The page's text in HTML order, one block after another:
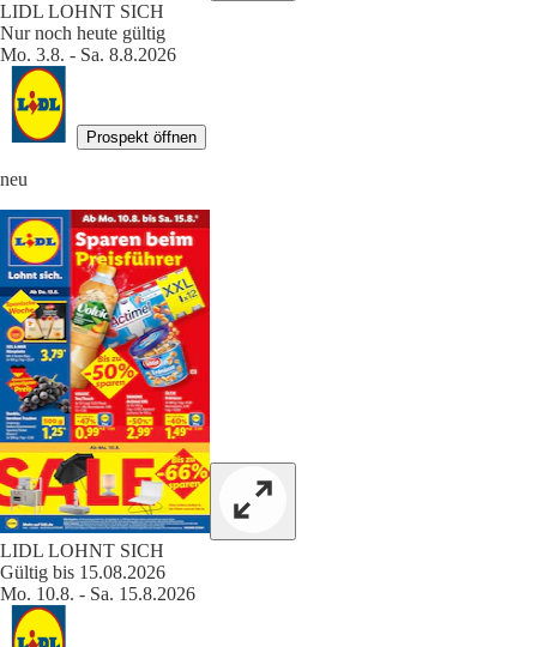
LIDL LOHNT SICH
Nur noch heute gültig
Mo. 3.8. - Sa. 8.8.2026
Prospekt öffnen
neu
LIDL LOHNT SICH
Gültig bis 15.08.2026
Mo. 10.8. - Sa. 15.8.2026